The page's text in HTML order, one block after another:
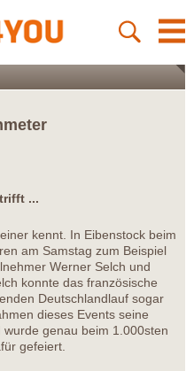
...
kennt. In Eibenstock beim
am Samstag zum Beispiel
Werner Selch und
konnte das französische
Deutschlandlauf sogar
dieses Events seine
genau beim 1.000sten
gefeiert.